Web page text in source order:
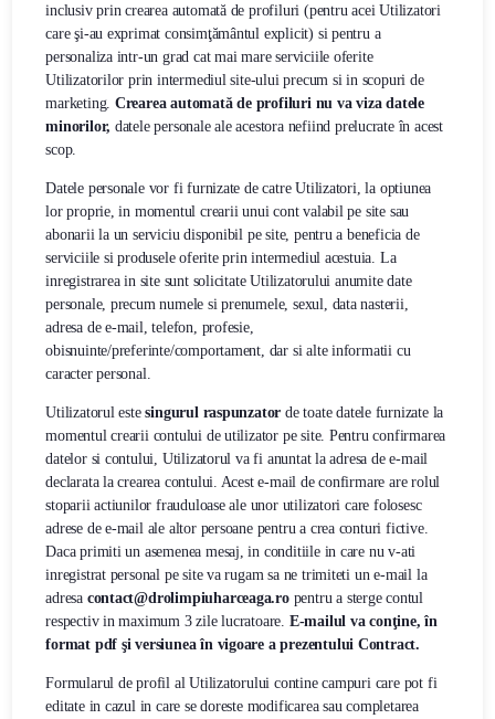
inclusiv prin crearea automată de profiluri (pentru acei Utilizatori
care şi-au exprimat consimţământul explicit) si pentru a
personaliza intr-un grad cat mai mare serviciile oferite
Utilizatorilor prin intermediul site-ului precum si in scopuri de
marketing. Crearea automată de profiluri nu va viza datele
minorilor, datele personale ale acestora nefiind prelucrate în acest
scop.
Datele personale vor fi furnizate de catre Utilizatori, la optiunea
lor proprie, in momentul crearii unui cont valabil pe site sau
abonarii la un serviciu disponibil pe site, pentru a beneficia de
serviciile si produsele oferite prin intermediul acestuia. La
inregistrarea in site sunt solicitate Utilizatorului anumite date
personale, precum numele si prenumele, sexul, data nasterii,
adresa de e-mail, telefon, profesie,
obisnuinte/preferinte/comportament, dar si alte informatii cu
caracter personal.
Utilizatorul estesingurul raspunzator de toate datele furnizate la
momentul crearii contului de utilizator pe site. Pentru confirmarea
datelor si contului, Utilizatorul va fi anuntat la adresa de e-mail
declarata la crearea contului. Acest e-mail de confirmare are rolul
stoparii actiunilor frauduloase ale unor utilizatori care folosesc
adrese de e-mail ale altor persoane pentru a crea conturi fictive.
Daca primiti un asemenea mesaj, in conditiile in care nu v-ati
inregistrat personal pe site va rugam sa ne trimiteti un e-mail la
adresa contact@drolimpiuharceaga.ropentru a sterge contul
respectiv in maximum 3 zile lucratoare. E-mailul va conţine, în
format pdf şi versiunea în vigoare a prezentului Contract.
Formularul de profil al Utilizatorului contine campuri care pot fi
editate in cazul in care se doreste modificarea sau completarea